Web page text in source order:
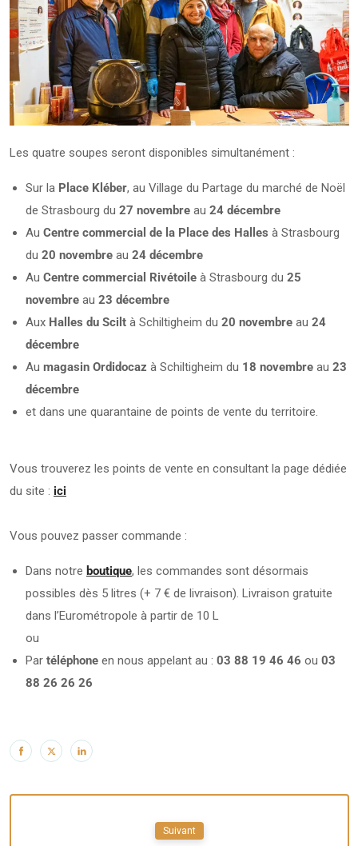
Les quatre soupes seront disponibles simultanément :
Sur la Place Kléber, au Village du Partage du marché de Noël
de Strasbourg du 27 novembre au 24 décembre
Au Centre commercial de la Place des Halles à Strasbourg
du 20 novembre au 24 décembre
Au Centre commercial Rivétoile à Strasbourg du 25
novembre au 23 décembre
Aux Halles du Scilt à Schiltigheim du 20 novembre au 24
décembre
Au magasin Ordidocaz à Schiltigheim du 18 novembre au 23
décembre
et dans une quarantaine de points de vente du territoire.
Vous trouverez les points de vente en consultant la page dédiée
du site : ici
Vous pouvez passer commande :
Dans notre boutique, les commandes sont désormais
possibles dès 5 litres (+ 7 € de livraison). Livraison gratuite
dans l’Eurométropole à partir de 10 L
ou
Par téléphone en nous appelant au : 03 88 19 46 46 ou 03
88 26 26 26
Suivant